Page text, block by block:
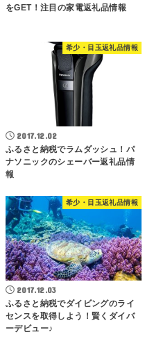
をGET！注目の家電返礼品情報
希少・目玉返礼品情報
2017.12.02
ふるさと納税でラムダッシュ！パ
ナソニックのシェーバー返礼品情
報
希少・目玉返礼品情報
2017.12.03
ふるさと納税でダイビングのライ
センスを取得しよう！賢くダイバ
ーデビュー♪